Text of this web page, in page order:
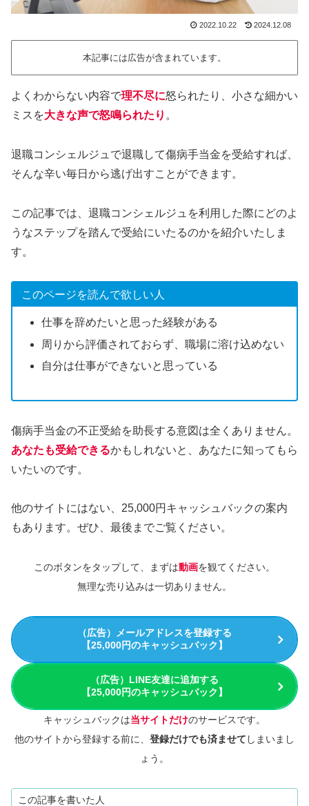
2022.10.22 2024.12.08
本記事には広告が含まれています。
よくわからない内容で理不尽に怒られたり、小さな細かい
ミスを大きな声で怒鳴られたり 。
退職コンシェルジュで退職して傷病手当金を受給すれば、
そんな辛い毎日から逃げ出すことができます。
この記事では、退職コンシェルジュを利用した際にどのよ
うなステップを踏んで受給にいたるのかを紹介いたしま
す。
このページを読んで欲しい人
仕事を辞めたいと思った経験がある
周りから評価されておらず、職場に溶け込めない
自分は仕事ができないと思っている
傷病手当金の不正受給を助長する意図は全くありません。
あなたも受給できるかもしれないと、あなたに知ってもら
いたいのです。
他のサイトにはない、25,000円キャッシュバックの案内
もあります。ぜひ、最後までご覧ください。
このボタンをタップして、 まずは動画を観てください。
無理な売り込みは一切ありません。
（広告）メールアドレスを登録する
【25,000円のキャッシュバック】
（広告）LINE友達に追加する
【25,000円のキャッシュバック】
キャッシュバックは当サイトだけのサービスです。
他のサイトから登録する前に、 登録だけでも済ませて しまいまし
ょう。
この記事を書いた人